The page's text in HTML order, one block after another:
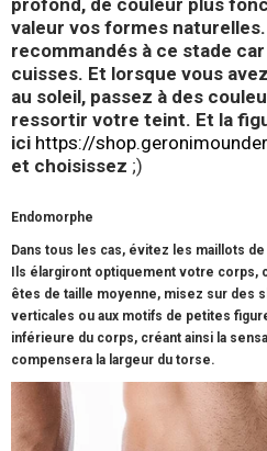
profond, de couleur plus
valeur vos formes
recommandés à ce stade
cuisses. Et lorsque vous
au soleil, passez à des
ressortir votre teint. Et la
ici https://
et choisissez ;)
Endomorphe
Dans tous les cas, évitez les maillots
Ils élargiront optiquement votre corps,
êtes de taille moyenne, misez sur des
verticales ou aux motifs de petites
inférieure du corps, créant ainsi la
compensera la largeur du torse.